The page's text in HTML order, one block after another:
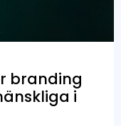
branding
i